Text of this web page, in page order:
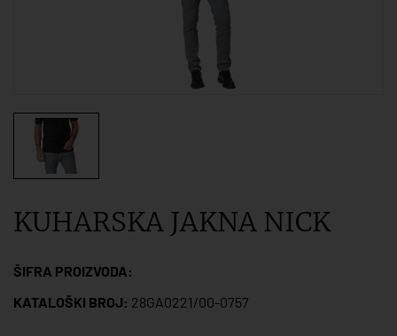
KUHARSKA JAKNA NICK
ŠIFRA PROIZVODA:
KATALOŠKI BROJ: 28GA0221/00-0757